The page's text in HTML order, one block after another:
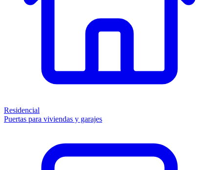
Residencial
Puertas para viviendas y garajes